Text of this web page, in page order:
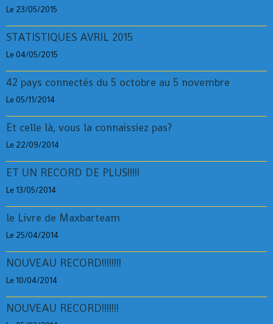
Le 23/05/2015
STATISTIQUES AVRIL 2015
Le 04/05/2015
42 pays connectés du 5 octobre au 5 novembre
Le 05/11/2014
Et celle là, vous la connaissiez pas?
Le 22/09/2014
ET UN RECORD DE PLUS!!!!!
Le 13/05/2014
le Livre de Maxbarteam
Le 25/04/2014
NOUVEAU RECORD!!!!!!!!
Le 10/04/2014
NOUVEAU RECORD!!!!!!!